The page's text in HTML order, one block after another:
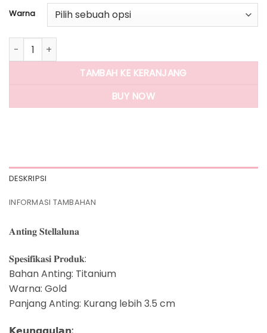
adalah:
Rp225.000.adalah:
Warna
Kuantitas Panlandwoo - Anting Tusuk Titanium Wanita
TAMBAH KE KERANJANG
BUY NOW
DESKRIPSI
INFORMASI TAMBAHAN
𝐀𝐧𝐭𝐢𝐧𝐠 𝐒𝐭𝐞𝐥𝐥𝐚𝐥𝐮𝐧𝐚
𝐒𝐩𝐞𝐬𝐢𝐟𝐢𝐤𝐚𝐬𝐢 𝐏𝐫𝐨𝐝𝐮𝐤:
Bahan Anting: Titanium
Warna: Gold
Panjang Anting: Kurang lebih 3.5 cm